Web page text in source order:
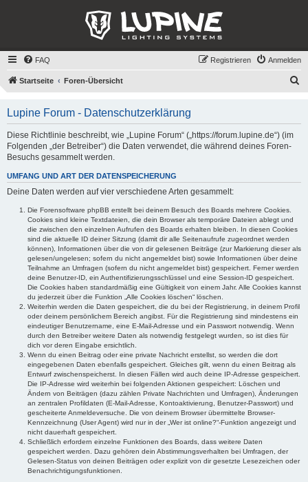
FAQ Anmelden
Registrieren
Startseite Foren-Übersicht
Lupine Forum - Datenschutzerklärung
Diese Richtlinie beschreibt, wie „Lupine Forum“ („https://forum.lupine.de“) (im
Folgenden „der Betreiber“) die Daten verwendet, die während deines Foren-
Besuchs gesammelt werden.
UMFANG UND ART DER DATENSPEICHERUNG
Deine Daten werden auf vier verschiedene Arten gesammelt:
Die Forensoftware phpBB erstellt bei deinem Besuch des Boards mehrere Cookies.
Cookies sind kleine Textdateien, die dein Browser als temporäre Dateien ablegt und
die zwischen den einzelnen Aufrufen des Boards erhalten bleiben. In diesen Cookies
sind die aktuelle ID deiner Sitzung (damit dir alle Seitenaufrufe zugeordnet werden
können), Informationen über die von dir gelesenen Beiträge (zur Markierung dieser als
gelesen/ungelesen; sofern du nicht angemeldet bist) sowie Informationen über deine
Teilnahme an Umfragen (sofern du nicht angemeldet bist) gespeichert. Ferner werden
deine Benutzer-ID, ein Authentifizierungsschlüssel und eine Session-ID gespeichert.
Die Cookies haben standardmäßig eine Gültigkeit von einem Jahr. Alle Cookies kannst
du jederzeit über die Funktion „Alle Cookies löschen“ löschen.
Weiterhin werden die Daten gespeichert, die du bei der Registrierung, in deinem Profil
oder deinem persönlichem Bereich angibst. Für die Registrierung sind mindestens ein
eindeutiger Benutzername, eine E-Mail-Adresse und ein Passwort notwendig. Wenn
durch den Betreiber weitere Daten als notwendig festgelegt wurden, so ist dies für
dich vor deren Eingabe ersichtlich.
Wenn du einen Beitrag oder eine private Nachricht erstellst, so werden die dort
eingegebenen Daten ebenfalls gespeichert. Gleiches gilt, wenn du einen Beitrag als
Entwurf zwischenspeicherst. In diesen Fällen wird auch deine IP-Adresse gespeichert.
Die IP-Adresse wird weiterhin bei folgenden Aktionen gespeichert: Löschen und
Ändern von Beiträgen (dazu zählen Private Nachrichten und Umfragen), Änderungen
an zentralen Profildaten (E-Mail-Adresse, Kontoaktivierung, Benutzer-Passwort) und
gescheiterte Anmeldeversuche. Die von deinem Browser übermittelte Browser-
Kennzeichnung (User Agent) wird nur in der „Wer ist online?“-Funktion angezeigt und
nicht dauerhaft gespeichert.
Schließlich erfordern einzelne Funktionen des Boards, dass weitere Daten
gespeichert werden. Dazu gehören dein Abstimmungsverhalten bei Umfragen, der
Gelesen-Status von deinen Beiträgen oder explizit von dir gesetzte Lesezeichen oder
Benachrichtigungsfunktionen.